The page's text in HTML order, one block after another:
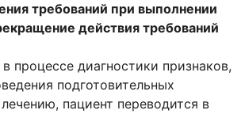
требований при выполнении
действия требований
процессе диагностики признаков,
подготовительных
пациент переводится в